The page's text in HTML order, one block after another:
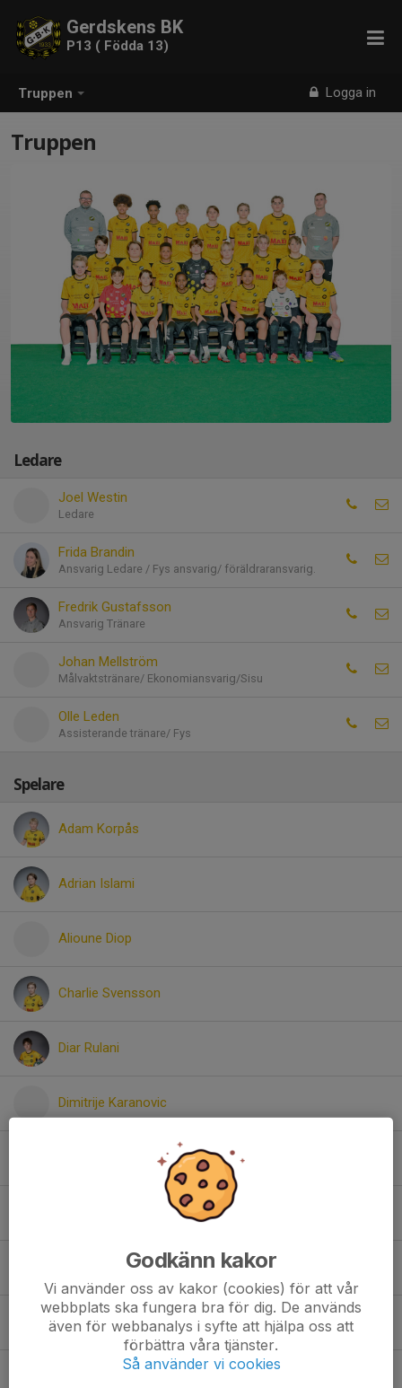
Truppen Logga in
Gerdskens BK
P13 ( Födda 13)
Truppen
Ledare
Joel Westin
Ledare
Frida Brandin
Ansvarig Ledare / Fys ansvarig/ föräldraransvarig.
Fredrik Gustafsson
Ansvarig Tränare
Johan Mellström
Målvaktstränare/ Ekonomiansvarig/Sisu
Olle Leden
Assisterande tränare/ Fys
Spelare
Adam Korpås
Adrian Islami
Alioune Diop
Charlie Svensson
Diar Rulani
Dimitrije Karanovic
Gabriel Hjortstam
Gora Diop
Godkänn kakor
Vi använder oss av kakor (cookies) för att vår
webbplats ska fungera bra för dig. De används
även för webbanalys i syfte att hjälpa oss att
förbättra våra tjänster.
Så använder vi cookies